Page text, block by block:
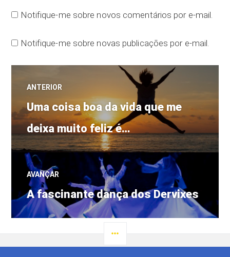
Notifique-me sobre novos comentários por e-mail.
Notifique-me sobre novas publicações por e-mail.
Navegação
de
Post
ANTERIOR
Post
anterior:
Uma coisa boa da vida que me
deixa muito feliz é…
AVANÇAR
Próximo
post:
A fascinante dança dos Dervixes